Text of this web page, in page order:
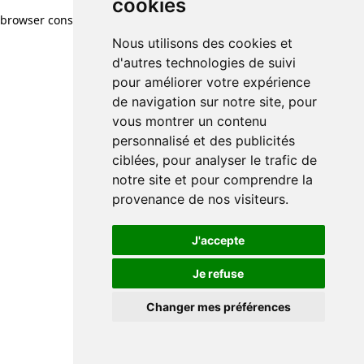
cookies
Nous utilisons des cookies et
d'autres technologies de suivi
pour améliorer votre expérience
de navigation sur notre site, pour
vous montrer un contenu
personnalisé et des publicités
ciblées, pour analyser le trafic de
notre site et pour comprendre la
provenance de nos visiteurs.
J'accepte
Je refuse
Changer mes préférences
browser console for more information)